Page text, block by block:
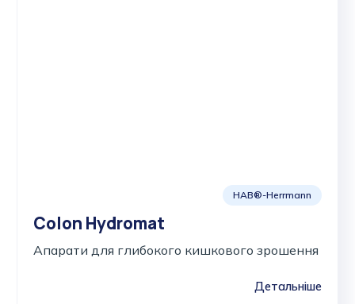
HAB®-Herrmann
Colon Hydromat
Апарати для глибокого кишкового зрошення
Детальніше